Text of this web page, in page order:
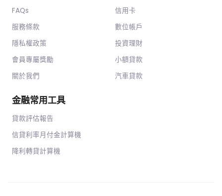
FAQs
服務條款
隱私權政策
會員專屬獎勵
關於我們
信用卡
數位帳戶
投資理財
小額貸款
汽車貸款
金融常用工具
貸款評估報告
信貸利率月付金計算機
降利轉貸計算機